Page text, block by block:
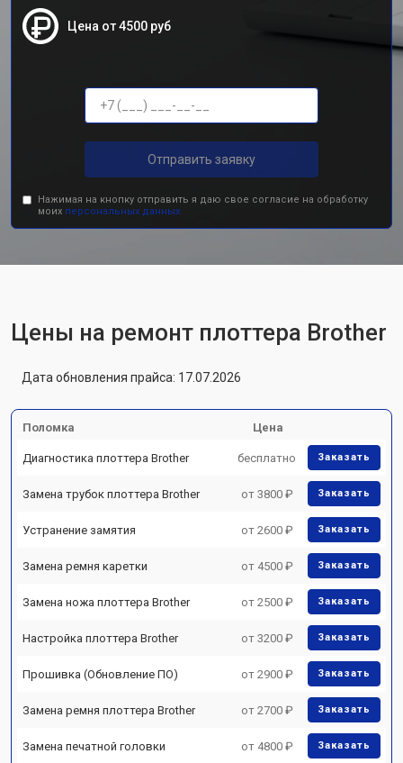
Цена от 4500 руб
Отправить заявку
Нажимая на кнопку отправить я даю свое согласие на обработку
моих персональных данных.
Цены на ремонт плоттера Brother
Дата обновления прайса: 17.07.2026
Поломка Цена
Диагностика плоттера Brother бесплатно Заказать
Замена трубок плоттера Brother от 3800 ₽ Заказать
Устранение замятия от 2600 ₽ Заказать
Замена ремня каретки от 4500 ₽ Заказать
Замена ножа плоттера Brother от 2500 ₽ Заказать
Настройка плоттера Brother от 3200 ₽ Заказать
Прошивка (Обновление ПО) от 2900 ₽ Заказать
Замена ремня плоттера Brother от 2700 ₽ Заказать
Замена печатной головки от 4800 ₽ Заказать